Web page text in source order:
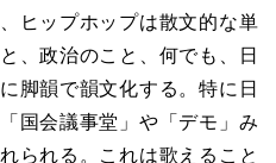
ヒップホップは散文的な単
、政治のこと、何でも、日
脚韻で韻文化する。特に日
国会議事堂」や「デモ」み
られる。これは歌えること